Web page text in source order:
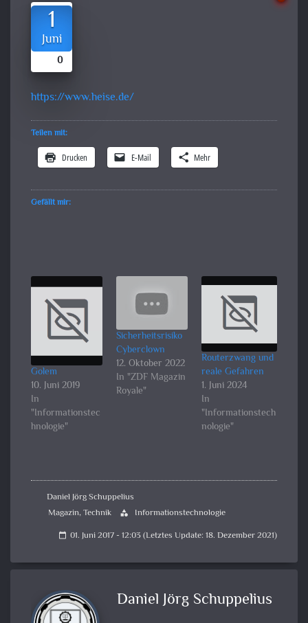
1
Juni
0
https://www.heise.de/
Teilen mit:
Drucken E-Mail Mehr
Gefällt mir:
Golem
10. Juni 2019
In
"Informationstec
hnologie"
Sicherheitsrisiko
Cyberclown
12. Oktober 2022
In "ZDF Magazin
Royale"
Routerzwang und
reale Gefahren
1. Juni 2024
In
"Informationstech
nologie"
Daniel Jörg Schuppelius
Magazin,Technik category Informationstechnologie
calendar_today 01. Juni 2017 - 12:03 (Letztes Update: 18. Dezember 2021)
Daniel Jörg Schuppelius